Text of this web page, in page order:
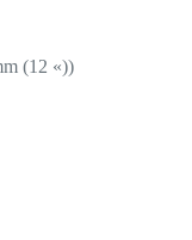
(12 «))